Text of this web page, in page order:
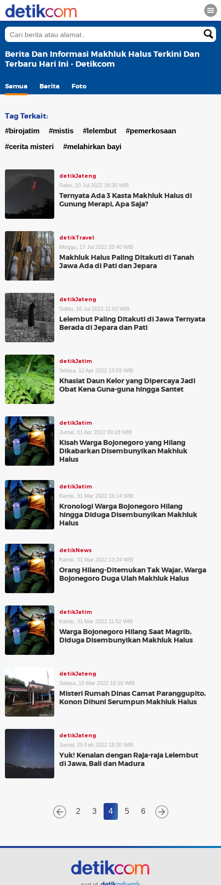
Berita Dan Informasi Makhluk Halus Terkini Dan
Terbaru Hari Ini - Detikcom
Semua Berita Foto
Tag Terkait:
#birojatim #mistis #lelembut
#pemerkosaan
#cerita misteri
#melahirkan bayi
detikJateng
Rabu, 20 Jul 2022 18:30 WIB
Ternyata Ada 3 Kasta Makhluk Halus di
Gunung Merapi, Apa Saja?
detikTravel
Minggu, 17 Jul 2022 20:40 WIB
Makhluk Halus Paling Ditakuti di Tanah
Jawa Ada di Pati dan Jepara
detikJateng
Sabtu, 16 Jul 2022 11:03 WIB
Lelembut Paling Ditakuti di Jawa Ternyata
Berada di Jepara dan Pati
detikJatim
Selasa, 12 Apr 2022 13:59 WIB
Khasiat Daun Kelor yang Dipercaya Jadi
Obat Kena Guna-guna hingga Santet
detikJatim
Jumat, 01 Apr 2022 09:28 WIB
Kisah Warga Bojonegoro yang Hilang
Dikabarkan Disembunyikan Makhluk
Halus
detikJatim
Kamis, 31 Mar 2022 16:14 WIB
Kronologi Warga Bojonegoro Hilang
hingga Diduga Disembunyikan Makhluk
Halus
detikNews
Kamis, 31 Mar 2022 13:24 WIB
Orang Hilang-Ditemukan Tak Wajar, Warga
Bojonegoro Duga Ulah Makhluk Halus
detikJatim
Kamis, 31 Mar 2022 11:52 WIB
Warga Bojonegoro Hilang Saat Magrib,
Diduga Disembunyikan Makhluk Halus
detikJateng
Selasa, 15 Mar 2022 16:16 WIB
Misteri Rumah Dinas Camat Paranggupito,
Konon Dihuni Serumpun Makhluk Halus
detikJateng
Jumat, 25 Feb 2022 18:30 WIB
Yuk! Kenalan dengan Raja-raja Lelembut
di Jawa, Bali dan Madura
2 3 4 5 6